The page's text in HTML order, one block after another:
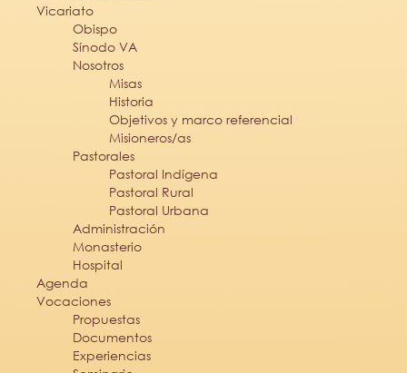
Vicariato
Obispo
Sínodo VA
Nosotros
Misas
Historia
Objetivos y marco referencial
Misioneros/as
Pastorales
Pastoral Indígena
Pastoral Rural
Pastoral Urbana
Administración
Monasterio
Hospital
Agenda
Vocaciones
Propuestas
Documentos
Experiencias